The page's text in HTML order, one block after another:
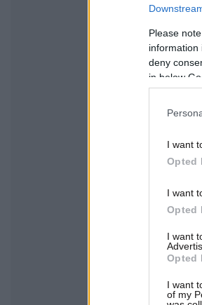
Please
information
deny
in below
I want
Opted
I want
Opted
I want
Opted
I want
of my